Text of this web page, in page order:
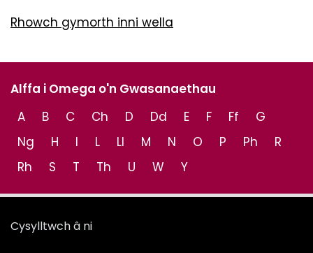
Rhowch gymorth inni wella
Alffa i Omega o'n Gwasanaethau
A
B C Ch D Dd E F Ff
G
Ng
H I L Ll M N O P Ph
R
Rh
S T Th U W Y
Cysylltwch â ni